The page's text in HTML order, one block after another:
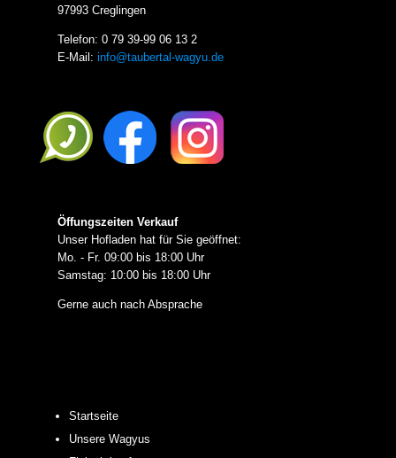
97993 Creglingen
Telefon: 0 79 39-99 06 13 2
E-Mail: info@taubertal-wagyu.de
Öffungszeiten Verkauf
Unser Hofladen hat für Sie geöffnet:
Mo. - Fr. 09:00 bis 18:00 Uhr
Samstag: 10:00 bis 18:00 Uhr
Gerne auch nach Absprache
Startseite
Unsere Wagyus